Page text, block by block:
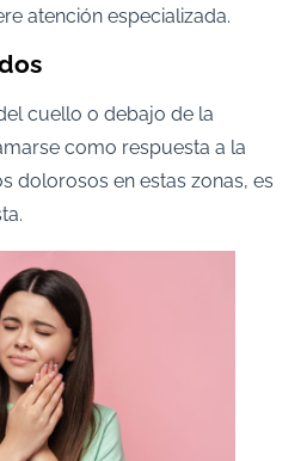
atención especializada.
cuello o debajo de la
como respuesta a la
dolorosos en estas zonas, es